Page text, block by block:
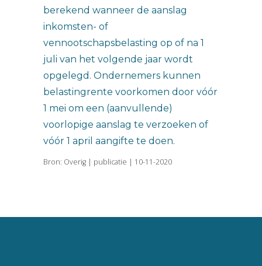
berekend wanneer de aanslag
inkomsten- of
vennootschapsbelasting op of na 1
juli van het volgende jaar wordt
opgelegd. Ondernemers kunnen
belastingrente voorkomen door vóór
1 mei om een (aanvullende)
voorlopige aanslag te verzoeken of
vóór 1 april aangifte te doen.
Bron: Overig | publicatie | 10-11-2020